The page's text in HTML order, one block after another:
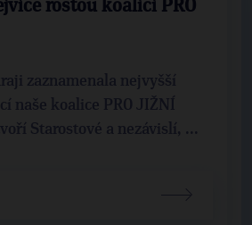
rostou koalici PRO
zaznamenala nejvyšší
naše koalice PRO JIŽNÍ
Starostové a nezávislí, ...